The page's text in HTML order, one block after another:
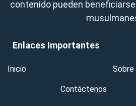
contenido pueden
Enlaces Importantes
Inicio
Contáctenos